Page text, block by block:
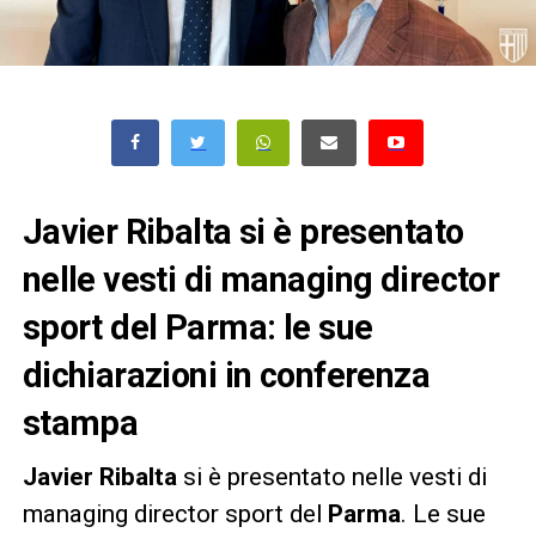
Javier Ribalta si è presentato
nelle vesti di managing director
sport del Parma: le sue
dichiarazioni in conferenza
stampa
Javier Ribalta si è presentato nelle vesti di
managing director sport del Parma. Le sue